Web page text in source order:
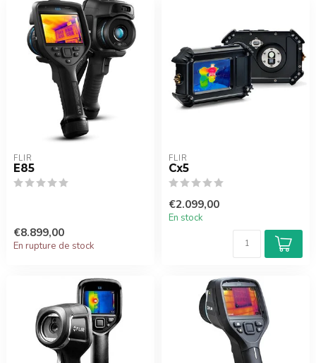
FLIR
E85
€8.899,00
En rupture de stock
FLIR
Cx5
€2.099,00
En stock